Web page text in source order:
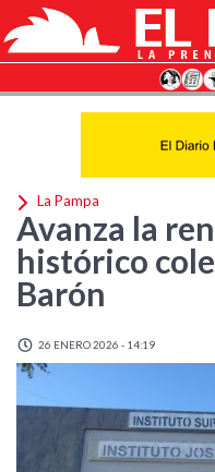
La Pampa
Avanza la
histórico
Barón
26 ENERO 2026 - 14:19